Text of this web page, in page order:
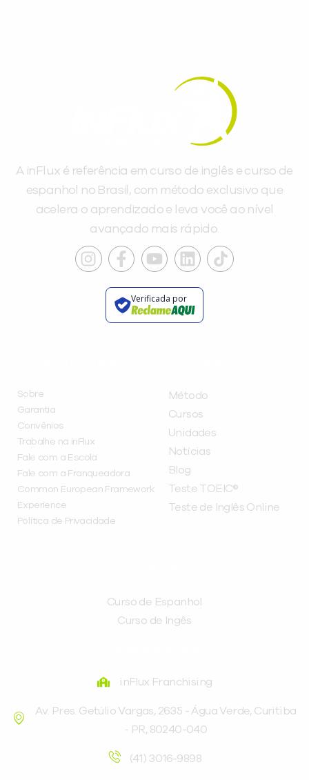
A inFlux é referência em curso de inglês e curso de
espanhol no Brasil, com método exclusivo que
acelera o aprendizado e leva você ao nível
avançado mais rápido.
Verificada por
Sobre
Garantia
Convênios
Trabalhe na inFlux
Fale com a Escola
Fale com a Franqueadora
Common European Framework
Experience
Política de Privacidade
Método
Cursos
Unidades
Notícias
Blog
Teste TOEIC®
Teste de Inglês Online
Curso de Espanhol
Curso de Ingês
inFlux Franchising
Av. Pres. Getúlio Vargas, 2635 - Água Verde, Curitiba
- PR, 80240-040
(41) 3016-9898